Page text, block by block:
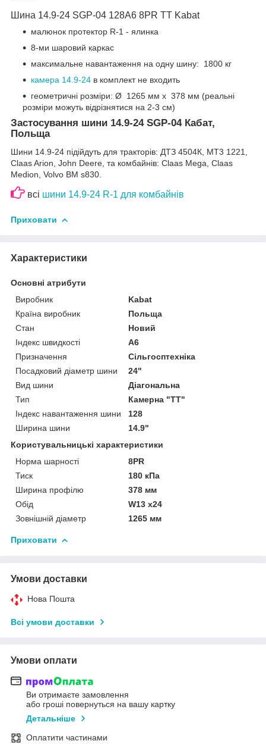
Шина 14.9-24 SGP-04 128A6 8PR ТТ Kabat
малюнок протектор R-1 - ялинка
8-ми шаровий каркас
максимальне навантаження на одну шину: 1800 кг
камера 14.9-24 в комплект не входить
геометричні розміри: Ø 1265 мм x 378 мм (реальні
розміри можуть відрізнятися на 2-3 см)
Застосування шини 14.9-24 SGP-04 Кабат,
Польща
Шини 14.9-24 підійдуть для тракторів: ДТЗ 4504К, MT3 1221,
Claas Arion, John Deere, та комбайнів: Claas Mega, Claas
Medion, Volvo BM s830.
всі шини 14.9-24 R-1 для комбайнів
Приховати
Характеристики
Основні атрибути
Виробник
Kabat
Країна виробник
Польща
Стан
Новий
Індекс швидкості
A6
Призначення
Сільгосптехніка
Посадковий діаметр шини
24"
Вид шини
Діагональна
Тип
Камерна "TT"
Індекс навантаження шини
128
Ширина шини
14.9"
Користувальницькі характеристики
Норма шарності
8PR
Тиск
180 кПа
Ширина профілю
378 мм
Обід
W13 x24
Зовнішній діаметр
1265 мм
Приховати
Умови доставки
Нова Пошта
Всі умови доставки
Умови оплати
Ви отримаєте замовлення
або гроші повернуться на вашу картку
Детальніше
Оплатити частинами